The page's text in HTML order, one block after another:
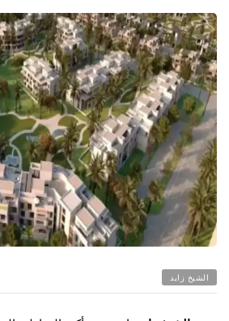
الشيخ زايد